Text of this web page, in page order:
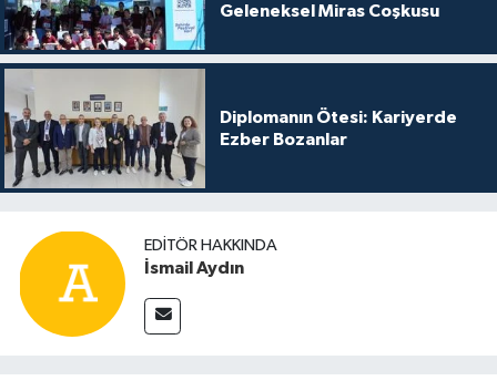
Geleneksel Miras Coşkusu
Diplomanın Ötesi: Kariyerde
Ezber Bozanlar
EDITÖR HAKKINDA
İsmail Aydın